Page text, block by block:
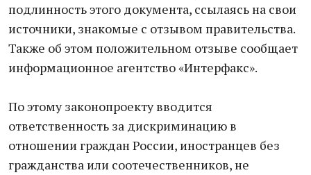
подлинность этого документа, ссылаясь на свои
источники, знакомые с отзывом правительства.
Также об этом положительном отзыве сообщает
информационное агентство «Интерфакс».
По этому законопроекту вводится
ответственность за дискриминацию в
отношении граждан России, иностранцев без
гражданства или соотечественников, не